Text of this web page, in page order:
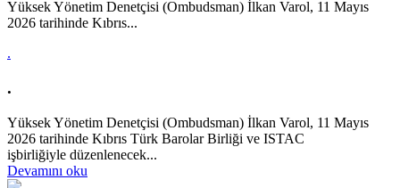
Yüksek Yönetim Denetçisi (Ombudsman) İlkan Varol, 11 Mayıs
2026 tarihinde Kıbrıs...
.
.
Yüksek Yönetim Denetçisi (Ombudsman) İlkan Varol, 11 Mayıs
2026 tarihinde Kıbrıs Türk Barolar Birliği ve ISTAC
işbirliğiyle düzenlenecek...
Devamını oku